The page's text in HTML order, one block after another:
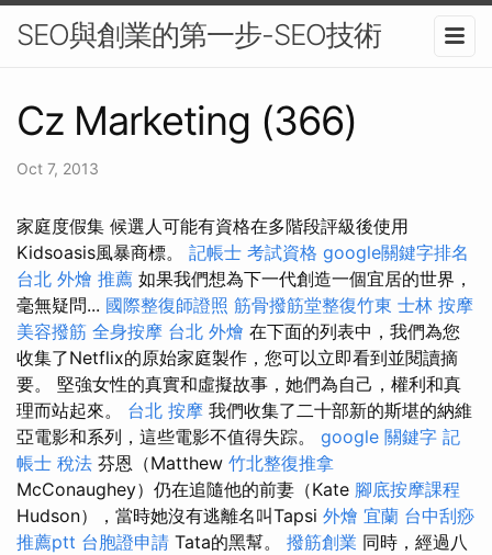
SEO與創業的第一步-SEO技術
Cz Marketing (366)
Oct 7, 2013
家庭度假集 候選人可能有資格在多階段評級後使用
Kidsoasis風暴商標。 記帳士 考試資格 google關鍵字排名
台北 外燴 推薦 如果我們想為下一代創造一個宜居的世界，
毫無疑問... 國際整復師證照 筋骨撥筋堂整復竹東 士林 按摩
美容撥筋 全身按摩 台北 外燴 在下面的列表中，我們為您
收集了Netflix的原始家庭製作，您可以立即看到並閱讀摘
要。 堅強女性的真實和虛擬故事，她們為自己，權利和真
理而站起來。 台北 按摩 我們收集了二十部新的斯堪的納維
亞電影和系列，這些電影不值得失踪。 google 關鍵字 記
帳士 稅法 芬恩（Matthew 竹北整復推拿
McConaughey）仍在追隨他的前妻（Kate 腳底按摩課程
Hudson），當時她沒有逃離名叫Tapsi 外燴 宜蘭 台中刮痧
推薦ptt 台胞證申請 Tata的黑幫。 撥筋創業 同時，經過八